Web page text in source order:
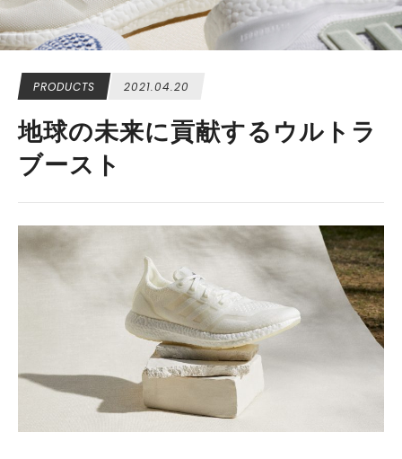
PRODUCTS 2021.04.20
地球の未来に貢献するウルトラ
ブースト